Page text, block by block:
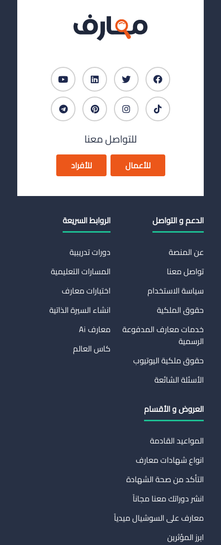
للتواصل معنا
للأعمال للأفراد
الدعم و التواصل
عن المنصة
تواصل معنا
سياسة الاستخدام
حقوق الملكية
خدمات معارف المدفوعة
الرسمية
حقوق ملكية اليوتيوب
الأسئلة الشائعة
الروابط السريعة
دورات تدريبية
المسارات التعليمية
اختبارات معارف
انشاء السيرة الذاتية
معارف Ai
كاس العالم
العروض و الأقسام
المواعيد القادمة
انواع شهادات معارف
التأكد من صحة الشهادة
انشر دوراتك معنا مجاناً
معارف على السوشيال ميدياً
ابرز المؤثرين